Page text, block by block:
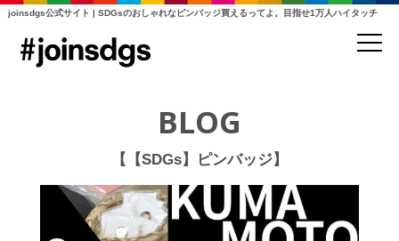
joinsdgs公式サイト | SDGsのおしゃれなピンバッジ買えるってよ。目指せ1万人ハイタッチ
BLOG
【【SDGs】ピンバッジ】